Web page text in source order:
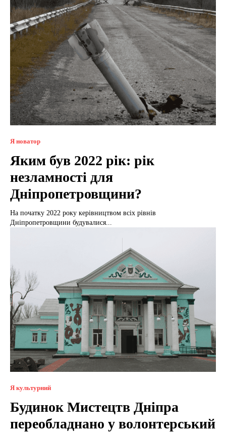
Я новатор
Яким був 2022 рік: рік
незламності для
Дніпропетровщини?
На початку 2022 року керівництвом всіх рівнів
Дніпропетровщини будувалися...
Я культурний
Будинок Мистецтв Дніпра
переобладнано у волонтерський